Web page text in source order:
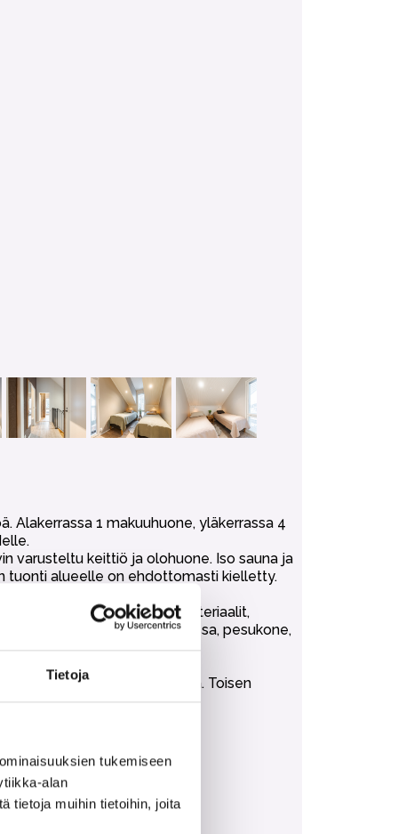
Tietoja
tukemiseen
alan
tietoja muihin tietoihin, joita
Alakerrassa 1 makuuhuone, yläkerrassa 4
varusteltu keittiö ja olohuone. Iso sauna ja
tuonti alueelle on ehdottomasti kielletty.
ja näyttää sillä kokousmateriaalit,
pukuhuoneessa, pesukone,
teknisentilan osalta. Toisen